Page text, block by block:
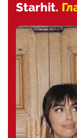
Starhit.